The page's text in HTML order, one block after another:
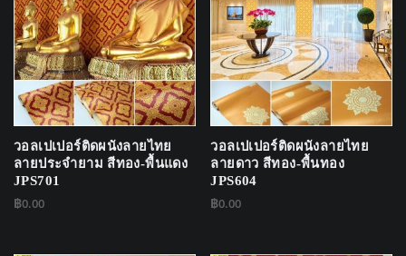
วอลเปเปอร์ติดผนังลายไทย
ลายประจำยาม สีทอง-พื้นแดง
JPS701
฿0.00
วอลเปเปอร์ติดผนังลายไทย
ลายดาว สีทอง-พื้นทอง
JPS604
฿0.00